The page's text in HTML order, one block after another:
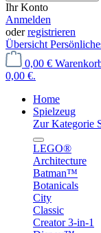
Ihr Konto
Anmelden
oderregistrieren
Übersicht
0,00 €
0,00 €.
Home
Spielzeug
Zur Kategorie
LEGO®
Architecture
Batman™
Botanicals
City
Classic
Creator 3-in-1